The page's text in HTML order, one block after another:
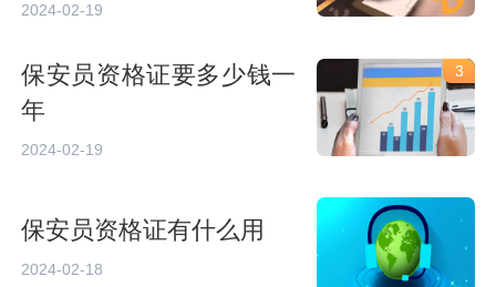
2024-02-19
保安员资格证要多少钱一
年
2024-02-19
3
保安员资格证有什么用
2024-02-18